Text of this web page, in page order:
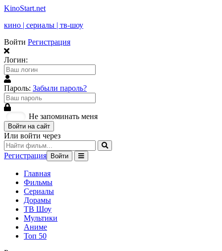
KinoStart.net
кино | сериалы | тв-шоу
Войти Регистрация
Логин:
Пароль: Забыли пароль?
Не запоминать меня
Войти на сайт
Или войти через
Регистрация Войти
Главная
Фильмы
Сериалы
Дорамы
ТВ Шоу
Мультики
Аниме
Топ 50